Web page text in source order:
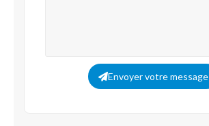
Envoyer votre message